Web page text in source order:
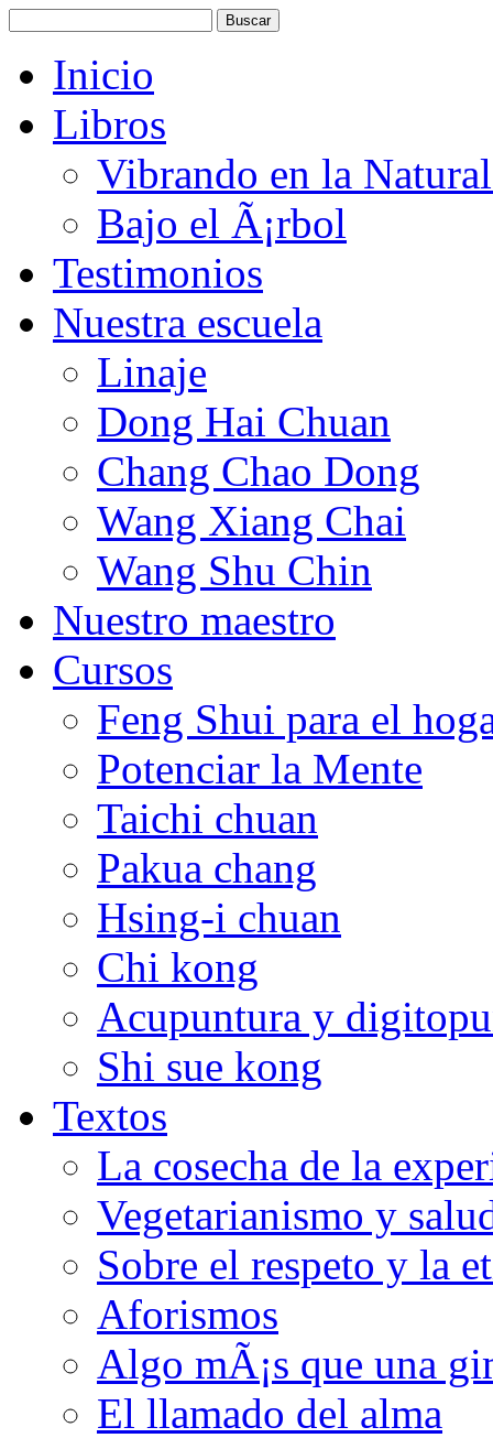
Inicio
Libros
Vibrando en la
Bajo el Ã¡rbol
Testimonios
Nuestra escuela
Linaje
Dong Hai Chuan
Chang Chao Dong
Wang Xiang Chai
Wang Shu Chin
Nuestro maestro
Cursos
Feng Shui para el
Potenciar la Mente
Taichi chuan
Pakua chang
Hsing-i chuan
Chi kong
Acupuntura y
Shi sue kong
Textos
La cosecha de la
Vegetarianismo y
Sobre el respeto y la
Aforismos
Algo mÃ¡s que una
El llamado del alma